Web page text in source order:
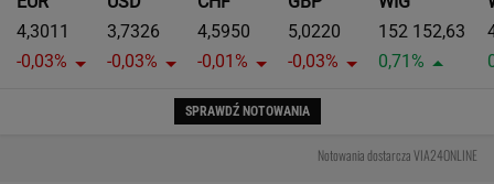
4,3011
-0,03%
3,7326
-0,03%
4,5950
-0,01%
5,0220
-0,03%
152 152,63
0,71%
SPRAWDŹ NOTOWANIA
Notowania dostarcza VIA24ONLINE